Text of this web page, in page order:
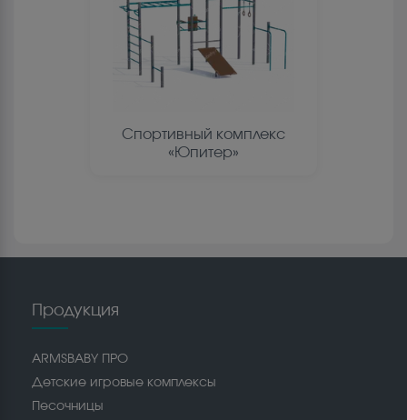
Спортивный комплекс
«Юпитер»
Продукция
ARMSBABY ПРО
Детские игровые комплексы
Песочницы